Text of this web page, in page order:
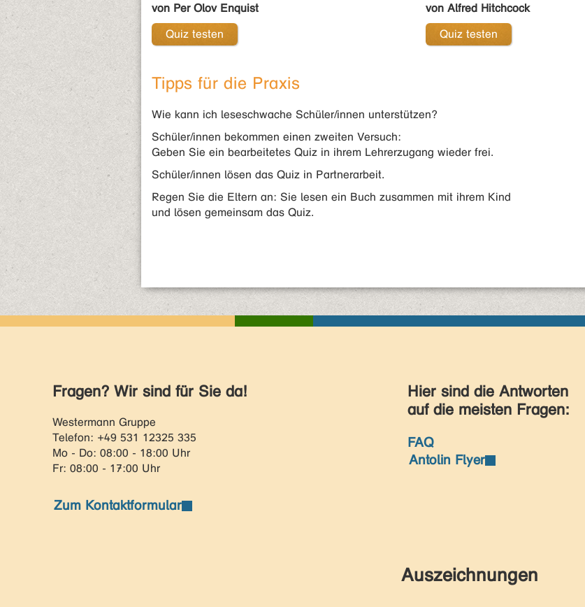
von Per Olov Enquist
Quiz testen
von Alfred Hitchcock
Quiz testen
Tipps für die Praxis
Wie kann ich leseschwache Schüler/innen unterstützen?
Schüler/innen bekommen einen zweiten Versuch:
Geben Sie ein bearbeitetes Quiz in ihrem Lehrerzugang wieder frei.
Schüler/innen lösen das Quiz in Partnerarbeit.
Regen Sie die Eltern an: Sie lesen ein Buch zusammen mit ihrem Kind
und lösen gemeinsam das Quiz.